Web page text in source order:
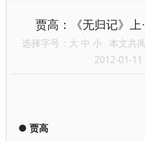
贾高：《无归记》上
选择字号： 大 中 小 本文共
2012-01-11
● 贾高